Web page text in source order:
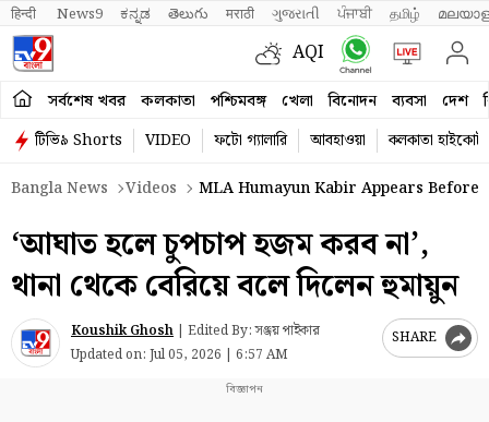
हिन्दी News9 ಕನ್ನಡ తెలుగు मराठी ગુજરાતી ਪੰਜਾਬੀ தமிழ்
AQI
সর্বশেষ খবর কলকাতা পশ্চিমবঙ্গ খেলা বিনোদন ব্যবসা দেশ
টিভি৯ Shorts VIDEO ফটো গ্যালারি আবহাওয়া
কলকাতা হাইকোর্ট
Bangla News
Videos MLA Humayun Kabir Appears Before
‘আঘাত হলে চুপচাপ হজম করব না’,
থানা থেকে বেরিয়ে বলে দিলেন হুমায়ুন
Koushik Ghosh | Edited By: সঞ্জয় পাইকার
Updated on: Jul 05, 2026 | 6:57 AM
SHARE